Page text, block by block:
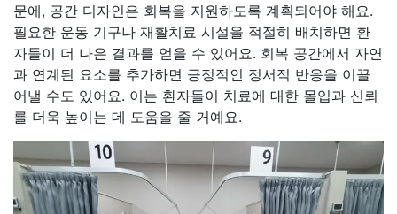
문에, 공간 디자인은 회복을 지원하도록 계획되어야 해요.
필요한 운동 기구나 재활치료 시설을 적절히 배치하면 환
자들이 더 나은 결과를 얻을 수 있어요. 회복 공간에서 자연
과 연계된 요소를 추가하면 긍정적인 정서적 반응을 이끌
어낼 수도 있어요. 이는 환자들이 치료에 대한 몰입과 신뢰
를 더욱 높이는 데 도움을 줄 거예요.